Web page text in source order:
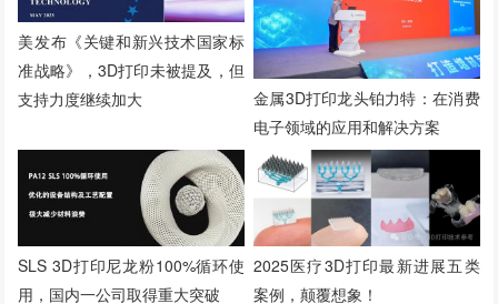
美发布《关键和新兴技术国家标
准战略》，3D打印未被提及，但
支持力度继续加大
金属3D打印龙头铂力特：在消费
电子领域的应用和解决方案
SLS 3D打印尼龙粉100%循环使
用，国内一公司取得重大突破
2025医疗3D打印最新进展五类
案例，颠覆想象！